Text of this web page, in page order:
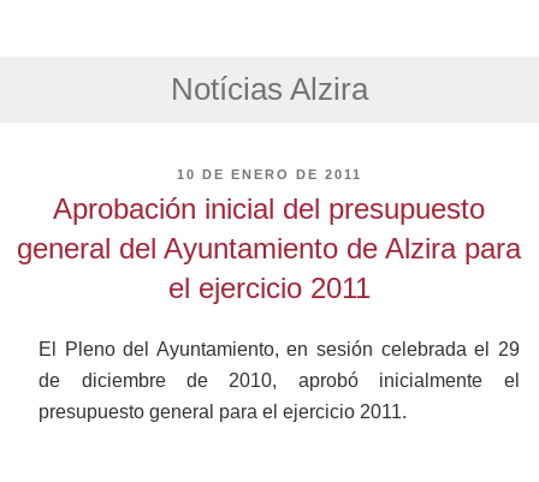
Notícias Alzira
PUBLICADO
EL
10 DE ENERO DE 2011
Aprobación inicial del presupuesto
general del Ayuntamiento de Alzira para
el ejercicio 2011
El Pleno del Ayuntamiento, en sesión celebrada el 29
de diciembre de 2010, aprobó inicialmente el
presupuesto general para el ejercicio 2011.